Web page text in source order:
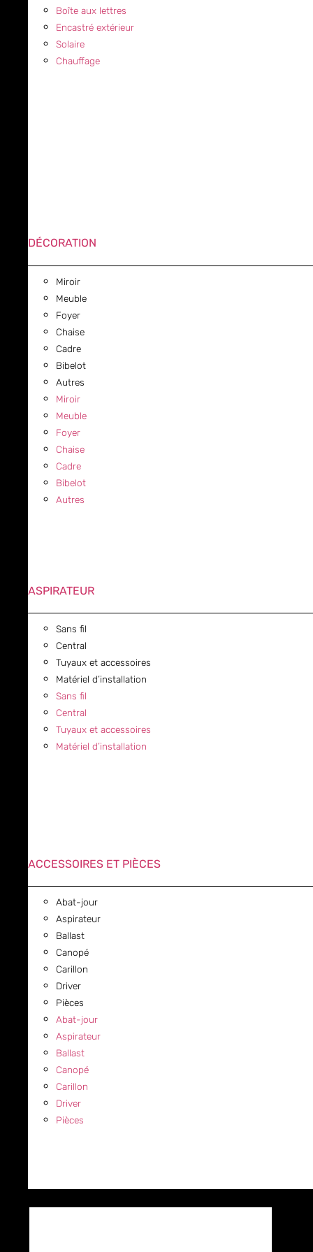
Boîte aux lettres
Encastré extérieur
Solaire
Chauffage
DÉCORATION
Miroir
Meuble
Foyer
Chaise
Cadre
Bibelot
Autres
Miroir
Meuble
Foyer
Chaise
Cadre
Bibelot
Autres
ASPIRATEUR
Sans fil
Central
Tuyaux et accessoires
Matériel d’installation
Sans fil
Central
Tuyaux et accessoires
Matériel d’installation
ACCESSOIRES ET PIÈCES
Abat-jour
Aspirateur
Ballast
Canopé
Carillon
Driver
Pièces
Abat-jour
Aspirateur
Ballast
Canopé
Carillon
Driver
Pièces